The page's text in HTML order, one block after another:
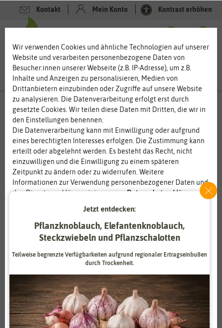
Kontakt Mein Konto Kontrast erhöhen
Vergrößern durch berühren
Blattkoriander
Wir verwenden Cookies und ähnliche Technologien auf unserer
Website und verarbeiten personenbezogene Daten von
Besucher:innen unserer Webseite (z.B. IP-Adresse), um z.B.
Inhalte und Anzeigen zu personalisieren, Medien von
Drittanbietern einzubinden oder Zugriffe auf unsere Website
zu analysieren. Die Datenverarbeitung erfolgt erst durch
gesetzte Cookies. Wir teilen diese Daten mit Dritten, die wir in
den Einstellungen benennen.
Die Datenverarbeitung kann mit Einwilligung oder aufgrund
eines berechtigten Interesses erfolgen. Die Zustimmung kann
erteilt oder abgelehnt werden. Es besteht das Recht, nicht
einzuwilligen und die Einwilligung zu einem späteren
Zeitpunkt zu ändern oder zu widerrufen. Weitere
Informationen zur Verwendung personenbezogener Daten und
den Diensten erklären wir in unsererDaten­schutz­erklärung.
Zahlungsdienstleister Marketing
Externe Medien Funktional
Weitere Einstellungen
Alle akzeptieren
Alle ablehnen
Jetzt entdecken:
Pflanzknoblauch, Elefantenknoblauch,
Steckzwiebeln und Pflanzschalotten
Teilweise begrenzte Verfügbarkeiten aufgrund regionaler Ertragseinbußen
durch Trockenheit.